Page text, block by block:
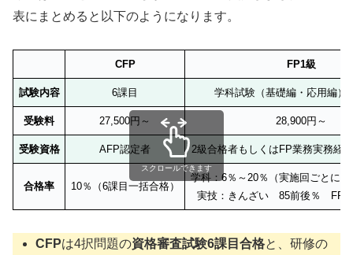
表にまとめると以下のようになります。
CFP FP1級
試験内容 6課目 学科試験（基礎編・応用編）
受験料 27,500円～ 28,900円～
受験資格 AFP認定者 2級合格者もしくはFP業務実務経
合格率 10％（6課目一括合格）
学科：6％～20％（実施回ごとに
実技：きんざい 85前後％ FP
スクロールできます
CFPは4択問題の資格審査試験6課目合格と、研修の